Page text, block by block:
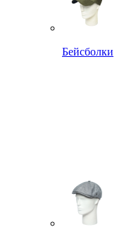
Бейсболки